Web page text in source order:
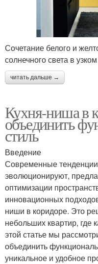
Сочетание белого и
солнечного света в
читать дальше →
Кухня-ниша в
объединить
стиль
Введение
Современные
эволюционируют,
оптимизации
инновационных
ниши в коридоре. Это
небольших квартир, где
этой статье мы
объединить
уникальное и удобное